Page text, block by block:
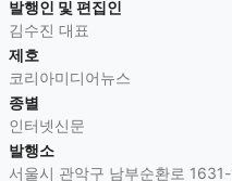
발행인 및 편집인
김수진 대표
제호
코리아미디어뉴스
종별
인터넷신문
발행소
서울시 관악구 남부순환로